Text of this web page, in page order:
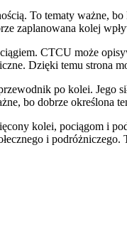
To tematy ważne,
zaplanowana kolej
CTCU może
Dzięki temu strona
po kolei. Jego
bo dobrze określona
kolei, pociągom i
i